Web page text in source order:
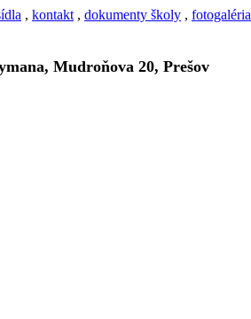
, kontakt , dokumenty školy , fotogaléria
Mudroňova 20, Prešov